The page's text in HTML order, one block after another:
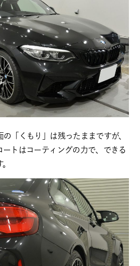
「くもり」は残ったままですが、
トはコーティングの力で、できる